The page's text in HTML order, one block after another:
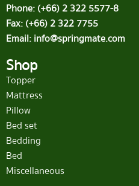
Phone: (+66) 2 322 5577-8
Fax: (+66) 2 322 7755
Email: info@springmate.com
Shop
Topper
Mattress
Pillow
Bed set
Bedding
Bed
Miscellaneous